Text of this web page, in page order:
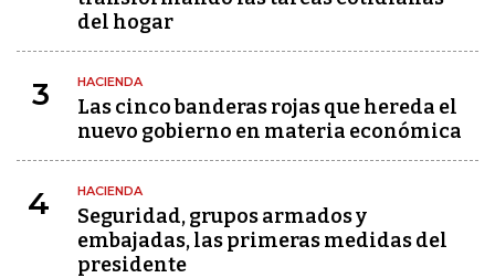
del hogar
3 HACIENDA
Las cinco banderas rojas que hereda el
nuevo gobierno en materia económica
4 HACIENDA
Seguridad, grupos armados y
embajadas, las primeras medidas del
presidente